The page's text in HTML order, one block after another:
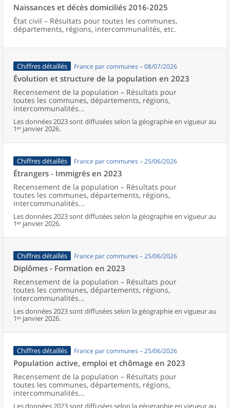
Naissances et décès domiciliés 2016-2025
État civil – Résultats pour toutes les communes,
départements, régions, intercommunalités, etc.
Chiffres détaillés France par communes – 08/07/2026
Évolution et structure de la population en 2023
Recensement de la population – Résultats pour
toutes les communes, départements, régions,
intercommunalités...
Les données 2023 sont diffusées selon la géographie en vigueur au
1ᵉʳ janvier 2026.
Chiffres détaillés France par communes – 25/06/2026
Étrangers - Immigrés en 2023
Recensement de la population – Résultats pour
toutes les communes, départements, régions,
intercommunalités...
Les données 2023 sont diffusées selon la géographie en vigueur au
1ᵉʳ janvier 2026.
Chiffres détaillés France par communes – 25/06/2026
Diplômes - Formation en 2023
Recensement de la population – Résultats pour
toutes les communes, départements, régions,
intercommunalités...
Les données 2023 sont diffusées selon la géographie en vigueur au
1ᵉʳ janvier 2026.
Chiffres détaillés France par communes – 25/06/2026
Population active, emploi et chômage en 2023
Recensement de la population – Résultats pour
toutes les communes, départements, régions,
intercommunalités...
Les données 2023 sont diffusées selon la géographie en vigueur au